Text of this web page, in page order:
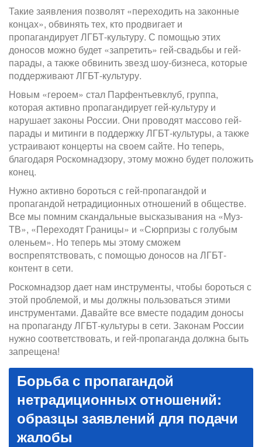
Такие заявления позволят «переходить на законные
концах», обвинять тех, кто продвигает и
пропагандирует ЛГБТ-культуру. С помощью этих
доносов можно будет «запретить» гей-свадьбы и гей-
парады, а также обвинить звезд шоу-бизнеса, которые
поддерживают ЛГБТ-культуру.
Новым «героем» стал Парфентьевклуб, группа,
которая активно пропагандирует гей-культуру и
нарушает законы России. Они проводят массово гей-
парады и митинги в поддержку ЛГБТ-культуры, а также
устраивают концерты на своем сайте. Но теперь,
благодаря Роскомнадзору, этому можно будет положить
конец.
Нужно активно бороться с гей-пропагандой и
пропагандой нетрадиционных отношений в обществе.
Все мы помним скандальные высказывания на «Муз-
ТВ», «Переходят Границы» и «Сюрпризы с голубым
оленьем». Но теперь мы этому сможем
воспрепятствовать, с помощью доносов на ЛГБТ-
контент в сети.
Роскомнадзор дает нам инструменты, чтобы бороться с
этой проблемой, и мы должны пользоваться этими
инструментами. Давайте все вместе подадим доносы
на пропаганду ЛГБТ-культуры в сети. Законам России
нужно соответствовать, и гей-пропаганда должна быть
запрещена!
Борьба с пропагандой
нетрадиционных отношений:
образцы заявлений для подачи
жалобы